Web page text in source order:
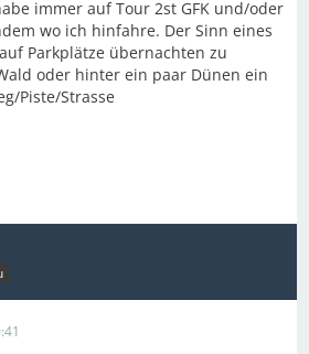
immer auf Tour 2st GFK und/oder
wo ich hinfahre. Der Sinn eines
Parkplätze übernachten zu
oder hinter ein paar Dünen ein
Piste/Strasse